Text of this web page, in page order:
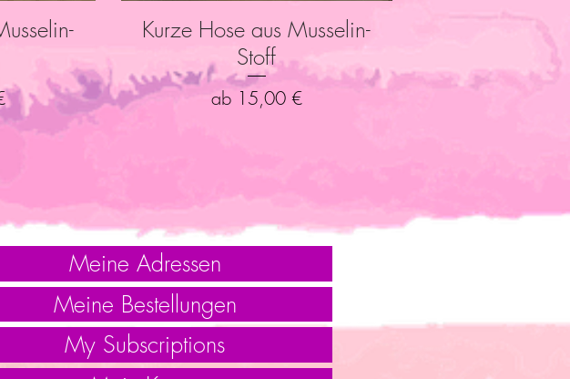
Schnellansicht
Kurze Hose aus Musselin-
Stoff
ab 15,00 €
Sale-Preis
Meine Adressen
Meine Bestellungen
My Subscriptions